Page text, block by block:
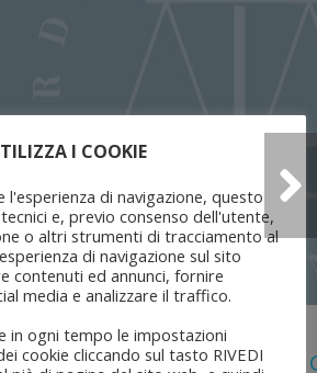
Luglio 2026 N. 137 “delega
I COOKIE
l'esperienza di navigazione, questo
e, previo consenso dell'utente,
o altri strumenti di tracciamento al
di navigazione sul sito
contenuti ed annunci, fornire
media e analizzare il traffico.
in ogni tempo le impostazioni
cookie cliccando sul tasto RIVEDI